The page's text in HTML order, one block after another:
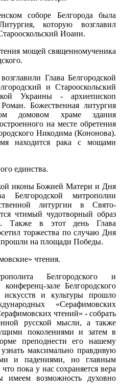
соборе Белгорода была
которую возглавил
Иоанн.
мощей священномученика
Глава Белгородской
и Старооскольский
Украины - архиепископ
Божественная литургия
домовом храме здания
на месте обретения
Никодима (Кононова).
находится рака с мощами
единства.
иконы Божией Матери и Дня
Белгородской митрополии
литургии в Свято-
чтимый чудотворный образ
Также в этот день Глава
торжества по случаю Дня
прошли на площади Победы.
чтения.
Белгородского и
зале Белгородского
искусств и культуры прошло
«Серафимовских
чтений» - собрать
русской мысли, а также
поколениями и затем в
преподнести его нашему
максимально правдивую
и падениями, но главным
пока у нас сохраняется вера
возможность духовно